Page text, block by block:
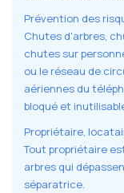
Prévention des
Chutes d'arbres,
chutes sur
ou le réseau de
aériennes du
bloqué et
Propriétaire,
Tout propriétaire
arbres qui
séparatrice.